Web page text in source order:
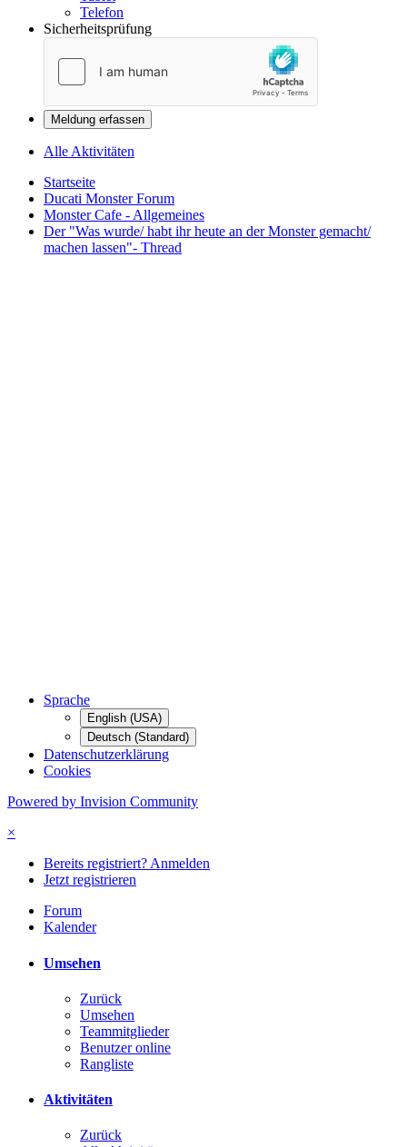
Telefon
Sicherheitsprüfung
Meldung erfassen
Alle Aktivitäten
Startseite
Ducati Monster Forum
Monster Cafe - Allgemeines
Der "Was wurde/ habt ihr heute an der Monster gemacht/
machen lassen"- Thread
Sprache
English (USA)
Deutsch (Standard)
Datenschutzerklärung
Cookies
Powered by Invision Community
×
Bereits registriert? Anmelden
Jetzt registrieren
Forum
Kalender
Umsehen
Zurück
Umsehen
Teammitglieder
Benutzer online
Rangliste
Aktivitäten
Zurück